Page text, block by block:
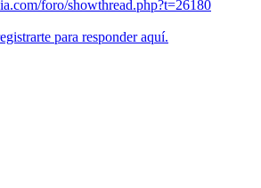
foro/showthread.php?t=26180
para responder aquí.